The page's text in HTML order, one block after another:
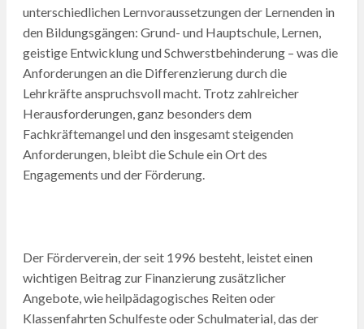
unterschiedlichen Lernvoraussetzungen der Lernenden in
den Bildungsgängen: Grund- und Hauptschule, Lernen,
geistige Entwicklung und Schwerstbehinderung – was die
Anforderungen an die Differenzierung durch die
Lehrkräfte anspruchsvoll macht. Trotz zahlreicher
Herausforderungen, ganz besonders dem
Fachkräftemangel und den insgesamt steigenden
Anforderungen, bleibt die Schule ein Ort des
Engagements und der Förderung.
Der Förderverein, der seit 1996 besteht, leistet einen
wichtigen Beitrag zur Finanzierung zusätzlicher
Angebote, wie heilpädagogisches Reiten oder
Klassenfahrten Schulfeste oder Schulmaterial, das der